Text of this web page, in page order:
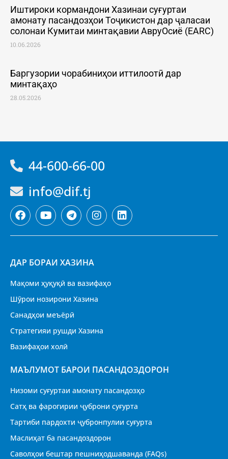
Иштироки кормандони Хазинаи суғуртаи
амонату пасандозҳои Тоҷикистон дар ҷаласаи
солонаи Кумитаи минтақавии АвруОсиё (EARC)
10.06.2026
Баргузории чорабиниҳои иттилоотӣ дар
минтақаҳо
28.05.2026
44-600-66-00
info@dif.tj
ДАР БОРАИ ХАЗИНА
Мақоми ҳуқуқӣ ва вазифаҳо
Шӯрои нозирони Хазина
Санадҳои меъёрӣ
Стратегияи рушди Хазина
Вазифаҳои холӣ
МАЪЛУМОТ БАРОИ ПАСАНДОЗДОРОН
Низоми суғуртаи амонату пасандозҳо
Сатҳ ва фарогирии ҷуброни суғурта
Тартиби пардохти ҷубронпулии суғурта
Маслиҳат ба пасандоздорон
Саволҳои бештар пешниҳодшаванда (FAQs)